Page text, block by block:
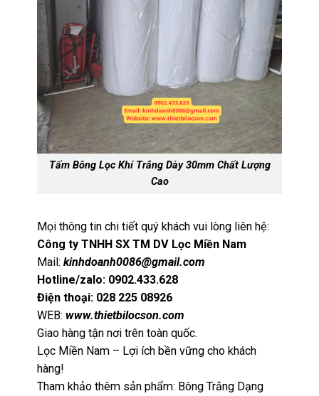
Tấm Bông Lọc Khí Trắng Dày 30mm Chất Lượng
Cao
Mọi thông tin chi tiết quý khách vui lòng liên hệ:
Công ty TNHH SX TM DV Lọc Miền Nam
Mail:kinhdoanh0086@gmail.com
Hotline/zalo: 0902.433.628
Điện thoại: 028 225 08926
WEB: www.thietbilocson.com
Giao hàng tận nơi trên toàn quốc.
Lọc Miền Nam – Lợi ích bền vững cho khách
hàng!
Tham khảo thêm sản phẩm: Bông Trắng Dạng